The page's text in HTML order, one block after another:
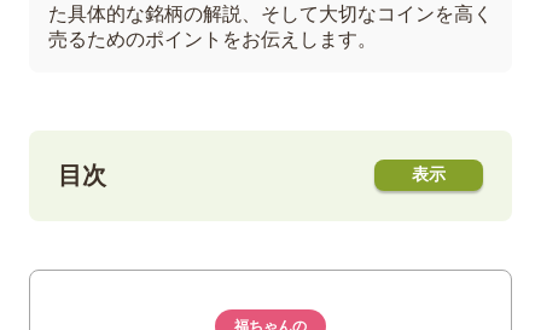
た具体的な銘柄の解説、そして大切なコインを高く
売るためのポイントをお伝えします。
目次
古代から続くコインの歴史
福ちゃんの